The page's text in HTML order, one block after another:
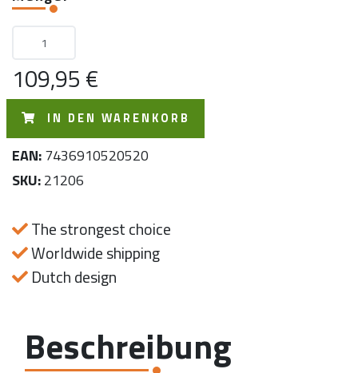
109,95 €
IN DEN WARENKORB
EAN:7436910520520
SKU:21206
The strongest choice
Worldwide shipping
Dutch design
Beschreibung